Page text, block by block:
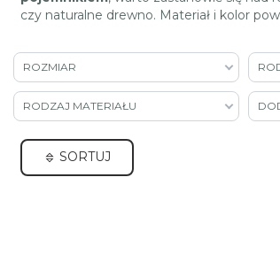
czy naturalne drewno. Materiał i kolor
ROZMIAR
RODZAJ MATERIAŁU
SORTUJ